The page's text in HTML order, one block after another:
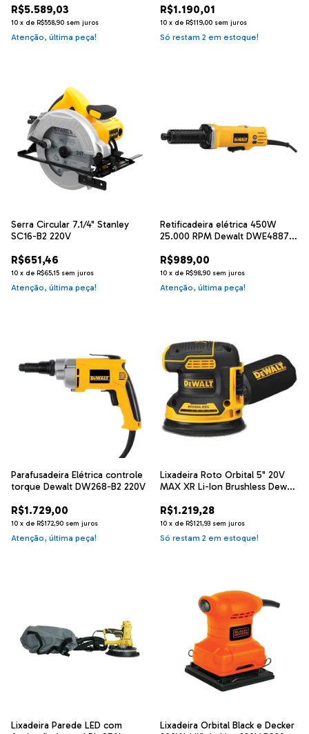
R$5.589,03
10 x de R$558,90 sem juros
Atenção, última peça!
R$1.190,01
10 x de R$119,00 sem juros
Só restam 2 em estoque!
Serra Circular 7.1/4" Stanley
SC16-B2 220V
R$651,46
10 x de R$65,15 sem juros
Atenção, última peça!
Retificadeira elétrica 450W
25.000 RPM Dewalt DWE4887-
R$989,00
10 x de R$98,90 sem juros
Atenção, última peça!
Parafusadeira Elétrica controle
torque Dewalt DW268-B2 220V
R$1.729,00
10 x de R$172,90 sem juros
Atenção, última peça!
Lixadeira Roto Orbital 5" 20V
MAX XR Li-Ion Brushless Dewalt
R$1.219,28
10 x de R$121,93 sem juros
Só restam 2 em estoque!
Lixadeira Parede LED com
Lixadeira Orbital Black e Decker